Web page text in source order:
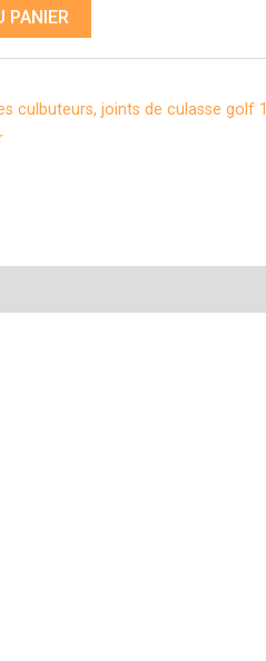
PANIER
culbuteurs, joints de culasse golf 1